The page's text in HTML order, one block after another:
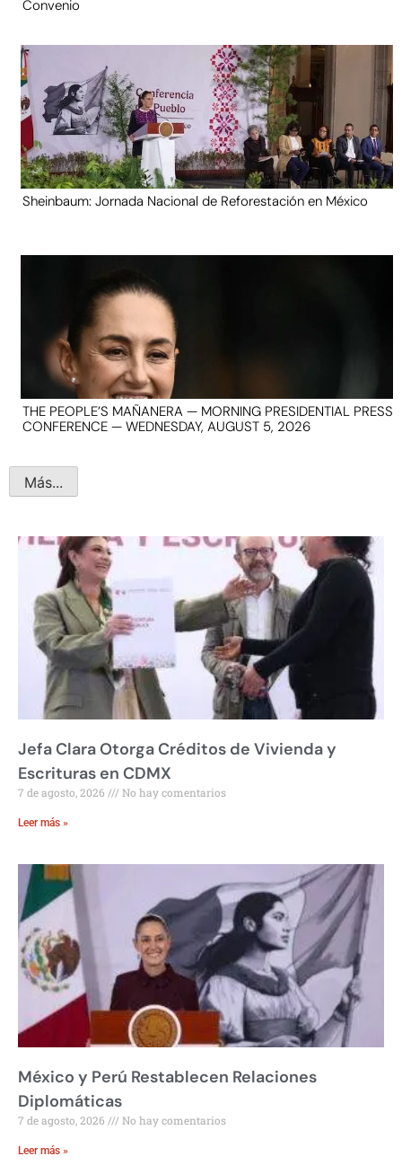
Convenio
Sheinbaum: Jornada Nacional de Reforestación en México
THE PEOPLE’S MAÑANERA — MORNING PRESIDENTIAL PRESS
CONFERENCE — WEDNESDAY, AUGUST 5, 2026
Más...
Jefa Clara Otorga Créditos de Vivienda y
Escrituras en CDMX
7 de agosto, 2026 No hay comentarios
Leer más »
México y Perú Restablecen Relaciones
Diplomáticas
7 de agosto, 2026 No hay comentarios
Leer más »